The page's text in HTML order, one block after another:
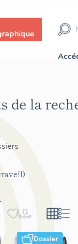
de la
Dossier